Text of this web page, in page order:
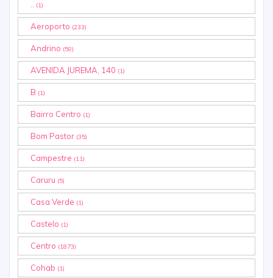
(1)
Aeroporto (233)
Andrino (59)
AVENIDA JUREMA, 140 (1)
B (1)
Bairro Centro (1)
Bom Pastor (35)
Campestre (11)
Caruru (5)
Casa Verde (1)
Castelo (1)
Centro (1873)
Cohab (1)